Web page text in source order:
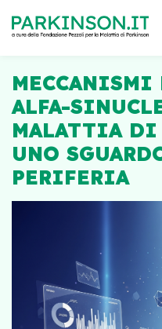
MECCANISMI
ALFA-
MALATTIA DI
UNO
PERIFERIA